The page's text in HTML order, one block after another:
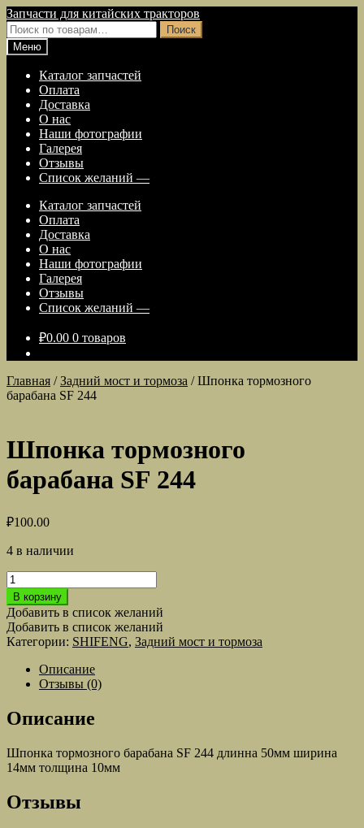
Перейти
к
навигации
Перейти
к
содержимому
Запчасти для китайских тракторов
Искать:
Поиск
Меню
Каталог запчастей
Оплата
Доставка
О нас
Наши фотографии
Галерея
Отзывы
Список желаний —
Каталог запчастей
Оплата
Доставка
О нас
Наши фотографии
Галерея
Отзывы
Список желаний —
₽0.00 0 товаров
Главная /Задний мост и тормоза /Шпонка тормозного
барабана SF 244
Шпонка тормозного
барабана SF 244
₽100.00
4 в наличии
Количество
товара
Шпонка
тормозного
барабана
SF
В корзину
Добавить в список желаний
Добавить в список желаний
Категории: SHIFENG, Задний мост и тормоза
Описание
Отзывы (0)
Описание
Шпонка тормозного барабана SF 244 длинна 50мм ширина
14мм толщина 10мм
Отзывы